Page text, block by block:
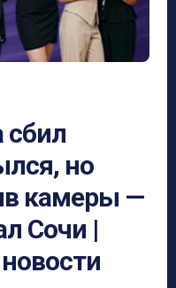
но
камеры —
Сочи |